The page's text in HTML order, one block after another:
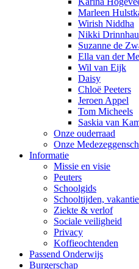
Marleen
Wirish Niddha
Nikki
Suzanne de
Ella van der
Wil van Eijk
Daisy
Chloë Peeters
Jeroen Appel
Tom Micheels
Saskia van
Onze ouderraad
Onze
Informatie
Missie en visie
Peuters
Schoolgids
Schooltijden,
Ziekte & verlof
Sociale veiligheid
Privacy
Koffieochtenden
Passend Onderwijs
Burgerschap